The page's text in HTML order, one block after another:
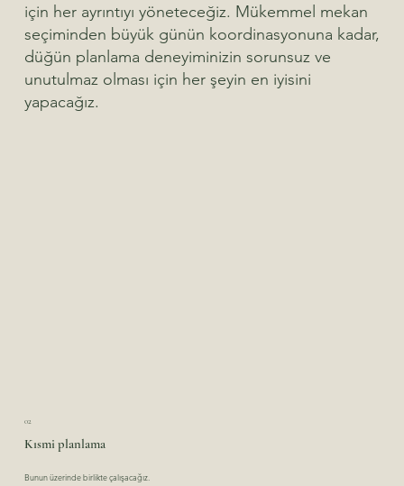
için her ayrıntıyı yöneteceğiz. Mükemmel mekan
seçiminden büyük günün koordinasyonuna kadar,
düğün planlama deneyiminizin sorunsuz ve
unutulmaz olması için her şeyin en iyisini
yapacağız.
02
Kısmi planlama
Bunun üzerinde birlikte çalışacağız.